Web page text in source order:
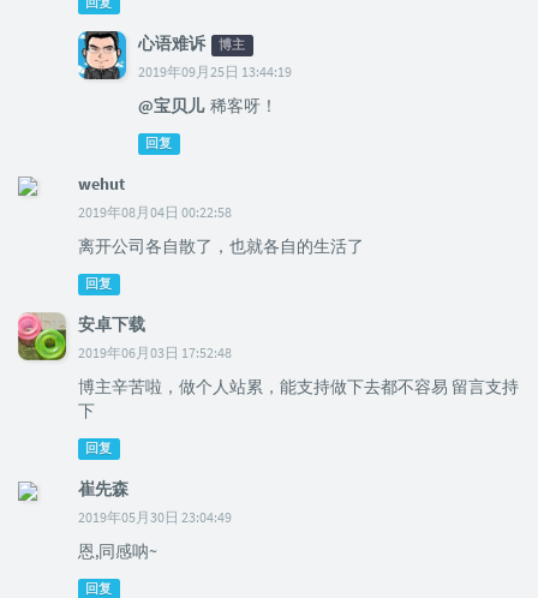
心语难诉 博主
2019年09月25日 13:44:19
@宝贝儿 稀客呀！
回复
wehut
2019年08月04日 00:22:58
离开公司各自散了，也就各自的生活了
回复
安卓下载
2019年06月03日 17:52:48
博主辛苦啦，做个人站累，能支持做下去都不容易 留言支持
下
回复
崔先森
2019年05月30日 23:04:49
恩,同感呐~
回复